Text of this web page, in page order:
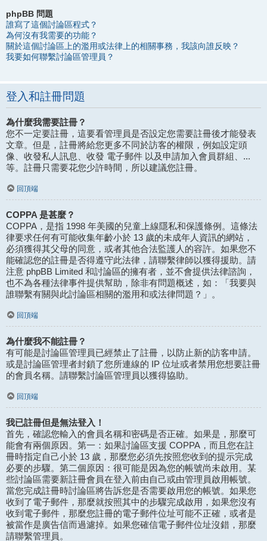
phpBB 問題
誰寫了這個討論區程式？
為何沒有我需要的功能？
關於這個討論區上的濫用或法律上的相關事務，我該向誰反映？
我要如何聯繫討論區管理員？
登入和註冊問題
為什麼我需要註冊？
您不一定要註冊，這要看管理員是否設定您需要註冊後才能發表
文章。但是，註冊將給您更多不同於訪客的權限，例如設定頭
像、收發私人訊息、收發 電子郵件 以及申請加入會員群組、...
等。註冊只需要花您少許時間，所以建議您註冊。
回頂端
COPPA 是甚麼？
COPPA，是指 1998 年美國的兒童上線隱私和保護條例。這條法
律要求任何有可能收集年齡小於 13 歲的未成年人資訊的網站，
必須獲得其父母的同意，或者其他合法監護人的容許。如果您不
能確認您的註冊是否得遵守此法律，請聯繫律師以獲得援助。請
注意 phpBB Limited 和討論區的擁有者，並不會提供法律諮詢，
也不為各種法律事件提供幫助，除非有問題概述，如：「我要與
誰聯繫有關與此討論區相關的濫用和或法律問題？」。
回頂端
為什麼我不能註冊？
有可能是討論區管理員已經禁止了註冊，以防止新的訪客申請。
或是討論區管理者封鎖了您所連線的 IP 位址或者禁用您想要註冊
的會員名稱。請聯繫討論區管理員以獲得協助。
回頂端
我已註冊但是無法登入！
首先，確認您輸入的會員名稱和密碼是否正確。如果是，那麼可
能會有兩個原因。第一：如果討論區支援 COPPA，而且您在註
冊時指定自己小於 13 歲，那麼您必須先按照您收到的提示完成
必要的步驟。第二個原因：很可能是因為您的帳號尚未啟用。某
些討論區需要新註冊會員在登入前由自己或由管理員啟用帳號。
當您完成註冊時討論區將告訴您是否需要啟用您的帳號。如果您
收到了電子郵件，那麼就按照其中的步驟完成啟用，如果您沒有
收到電子郵件，那麼您註冊的電子郵件位址可能不正確，或者是
被當作是廣告信而過濾掉。如果您確信電子郵件位址沒錯，那麼
請聯繫管理員。